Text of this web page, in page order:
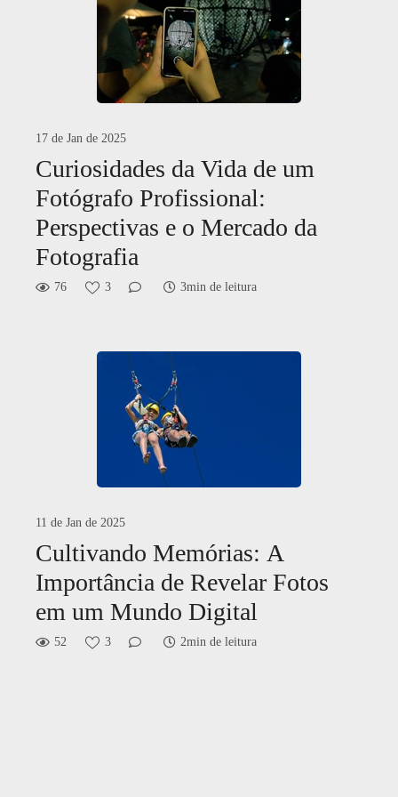
17 de Jan de 2025
Curiosidades da Vida de um
Fotógrafo Profissional:
Perspectivas e o Mercado da
Fotografia
76 3 3min de leitura
11 de Jan de 2025
Cultivando Memórias: A
Importância de Revelar Fotos
em um Mundo Digital
52 3 2min de leitura